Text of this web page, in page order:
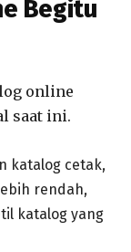
Begitu
online
saat ini.
katalog cetak,
rendah,
katalog yang